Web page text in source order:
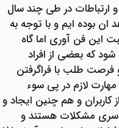
ارتباطات در طی چند سال
ان بوده ایم و با توجه به
این فن آوری اما گاه
که بعضی از افراد
طلب با فراگرفتن
لازم در پی سوء
کاربران و هم چنین ایجاد و
سری مشکلات هستند و